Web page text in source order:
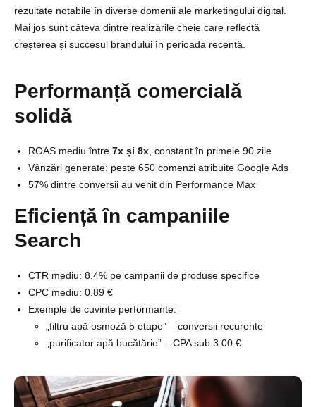
rezultate notabile în diverse domenii ale marketingului digital.
Mai jos sunt câteva dintre realizările cheie care reflectă
creșterea și succesul brandului în perioada recentă.
Performanță comercială
solidă
ROAS mediu între 7x și 8x , constant în primele 90 zile
Vânzări generate: peste 650 comenzi atribuite Google Ads
57% dintre conversii au venit din Performance Max
Eficiență în campaniile
Search
CTR mediu: 8.4% pe campanii de produse specifice
CPC mediu: 0.89 €
Exemple de cuvinte performante:
„filtru apă osmoză 5 etape” – conversii recurente
„purificator apă bucătărie” – CPA sub 3.00 €